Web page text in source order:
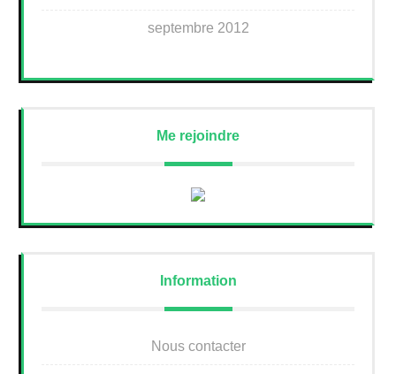
septembre 2012
Me rejoindre
Information
Nous contacter